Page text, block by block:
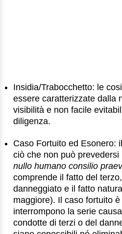
Insidia/Trabocchetto: le
essere caratterizzate dalla
visibilità e non facile
diligenza.
Caso Fortuito ed Esonero:
ciò che non può prevedersi
nullo humano consilio
comprende il fatto del
danneggiato e il fatto
maggiore). Il caso fortuito
interrompono la serie
condotte di terzi o del